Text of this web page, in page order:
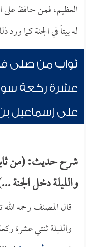
العظيم، فمن حافظ على
له بيتاً في الجنة كما
ثواب من صلى في
عشرة ركعة سوى
على إسماعيل
شرح حديث: (من
والليلة دخل الجنة
قال المصنف رحمه
والليلة ثنتي عشرة